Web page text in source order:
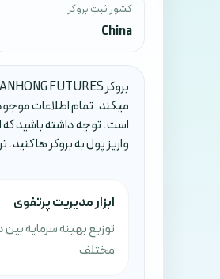
کشور ثبت بروکر
China
ميکند. تمام اطلاعات
است. توجه داشته باشيد
واريز پول به بروکر ها
ابزار مدیریت پرتفوی
توزیع بهینه سرمایه بین
مختلف